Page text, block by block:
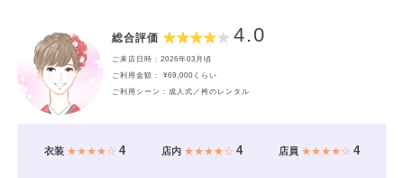
総合評価 4.0
ご来店日時：2026年03月頃
ご利用金額： ¥69,000くらい
ご利用シーン：成人式／袴のレンタル
衣装★★★★☆ 4 店内★★★★☆ 4 店員 ★★★★☆4